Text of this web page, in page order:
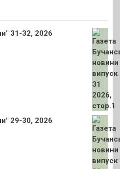
31-32, 2026
29-30, 2026